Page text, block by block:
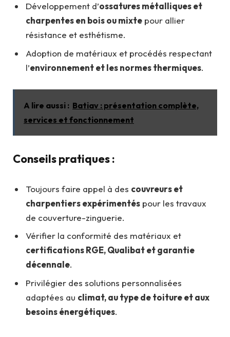
Développement d’ossatures métalliques et
charpentes en bois ou mixte pour allier
résistance et esthétisme.
Adoption de matériaux et procédés respectant
l’environnement et les normes thermiques.
A lire aussi : Batiav : présentation complète,
services et fonctionnement
Conseils pratiques :
Toujours faire appel à des couvreurs et
charpentiers expérimentés pour les travaux
de couverture-zinguerie.
Vérifier la conformité des matériaux et
certifications RGE, Qualibat et garantie
décennale.
Privilégier des solutions personnalisées
adaptées au climat, au type de toiture et aux
besoins énergétiques.